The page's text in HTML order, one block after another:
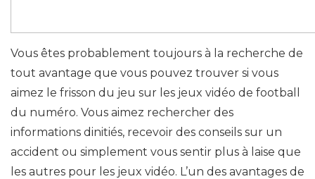
Vous êtes probablement toujours à la recherche de
tout avantage que vous pouvez trouver si vous
aimez le frisson du jeu sur les jeux vidéo de football
du numéro. Vous aimez rechercher des
informations dinitiés, recevoir des conseils sur un
accident ou simplement vous sentir plus à laise que
les autres pour les jeux vidéo. L’un des avantages de